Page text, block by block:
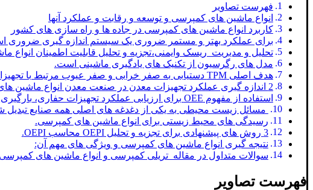
فهرست تصاویر
انواع ماشین های کمپرسی و توسعه و رقابت و عملکرد آنها
کاربرد انواع ماشین های کمپرسی در جاده ها و راه سازی های کشور
برای عملکرد بهتر و مستمر ضروری یک سیستم اندازه گیری ضروری
تحلیل و مدیریت ریسک وایمنی،تجزیه و تحلیل قابلیت اطمینان انواع
مدل های رگرسیون از تکنیک های یادگیری ماشینی است.
هدف اصلی TPM دستیابی به صفر خرابی و صفر عیوب مرتبط با تجهیزات است.
2 اندازه گیری عملکرد تجهیزات معدن در صنعت معدن انواع ماشین های کمپرسی.
استفاده از مفهوم OEE برای ارزیابی عملکرد تجهیزات حفاری، بارگیری وحمل و نقل.
مسائل زیست محیطی به یکی از دغدغه های اصلی همه صنایع
رسیدگی های محیط زیستی برای انواع ماشین های کمپرسی.
3 روش های پیشنهادی برای تجزیه و تحلیل OEPI محاسب OEPI.
نتیجه گیری انواع ماشین های کمپرسی و ویژگی های مهم آن:
سوالات متداول در مقاله تریلی کمپرسی و انواع ماشین های
فهرست تصاویر